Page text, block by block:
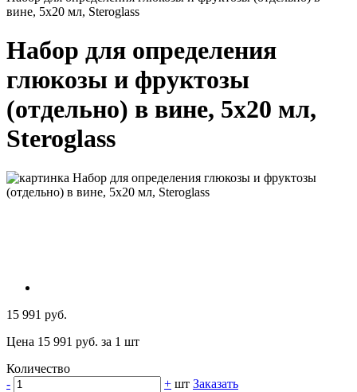
вине, 5х20 мл, Steroglass
Набор для определения
глюкозы и фруктозы
(отдельно) в вине, 5х20 мл,
Steroglass
15 991 руб.
Цена 15 991 руб. за 1 шт
Количество
-
+ шт Заказать